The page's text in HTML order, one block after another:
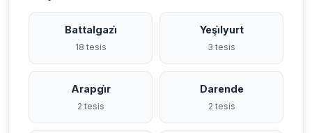
Battalgazi̇
18 tesis
Yeşi̇lyurt
3 tesis
Arapgi̇r
2 tesis
Darende
2 tesis